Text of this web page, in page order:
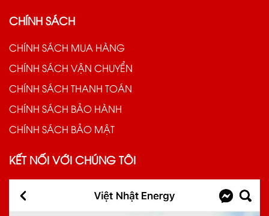
CHÍNH SÁCH
CHÍNH SÁCH MUA HÀNG
CHÍNH SÁCH VẬN CHUYỂN
CHÍNH SÁCH THANH TOÁN
CHÍNH SÁCH BẢO HÀNH
CHÍNH SÁCH BẢO MẬT
KẾT NỐI VỚI CHÚNG TÔI